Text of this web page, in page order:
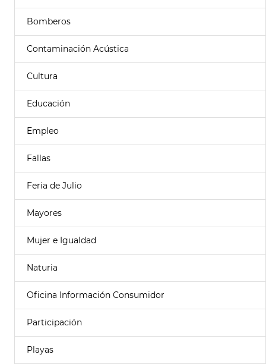
Bomberos
Contaminación Acústica
Cultura
Educación
Empleo
Fallas
Feria de Julio
Mayores
Mujer e Igualdad
Naturia
Oficina Información Consumidor
Participación
Playas